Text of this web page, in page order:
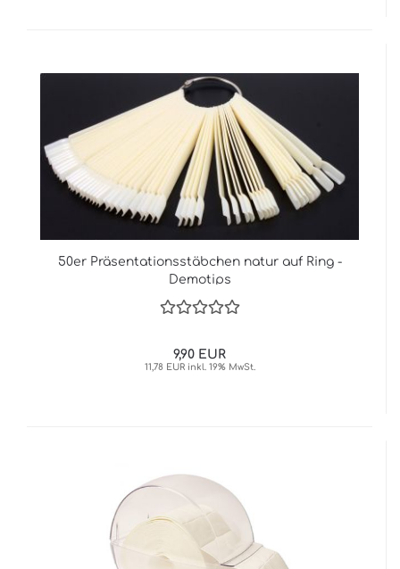
50er Präsentationsstäbchen natur auf Ring -
Demotips
9,90 EUR
11,78 EUR inkl. 19% MwSt.